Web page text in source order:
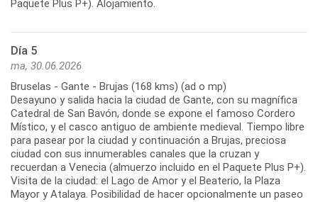
Día 5
ma, 30.06.2026
Bruselas - Gante - Brujas (168 kms) (ad o mp)
Desayuno y salida hacia la ciudad de Gante, con su magnífica
Catedral de San Bavón, donde se expone el famoso Cordero
Místico, y el casco antiguo de ambiente medieval. Tiempo libre
para pasear por la ciudad y continuación a Brujas, preciosa
ciudad con sus innumerables canales que la cruzan y
recuerdan a Venecia (almuerzo incluido en el Paquete Plus P+).
Visita de la ciudad: el Lago de Amor y el Beaterio, la Plaza
Mayor y Atalaya. Posibilidad de hacer opcionalmente un paseo